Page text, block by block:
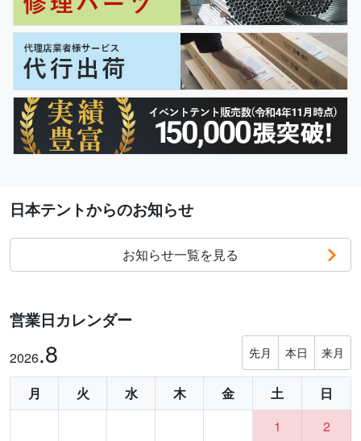
日本テントからのお知らせ
お知らせ一覧を見る
営業日カレンダー
2026.8 先月 本日 来月
月 火 水 木 金 土
日
1
2